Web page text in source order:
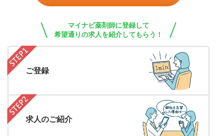
マイナビ薬剤師に登録して
希望通りの求人を紹介してもらう！
ご登録
求人のご紹介